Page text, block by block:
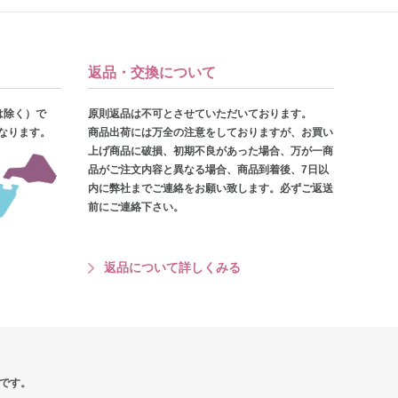
除く）で
ります。
返品・交換について
原則返品は不可とさせていただいております。
商品出荷には万全の注意をしておりますが、お買い
上げ商品に破損、初期不良があった場合、万が一商
品がご注文内容と異なる場合、商品到着後、7日以
内に弊社までご連絡をお願い致します。必ずご返送
前にご連絡下さい。
返品について詳しくみる
す。